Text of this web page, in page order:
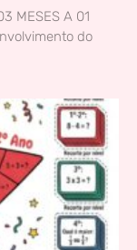
MESES A 01
do